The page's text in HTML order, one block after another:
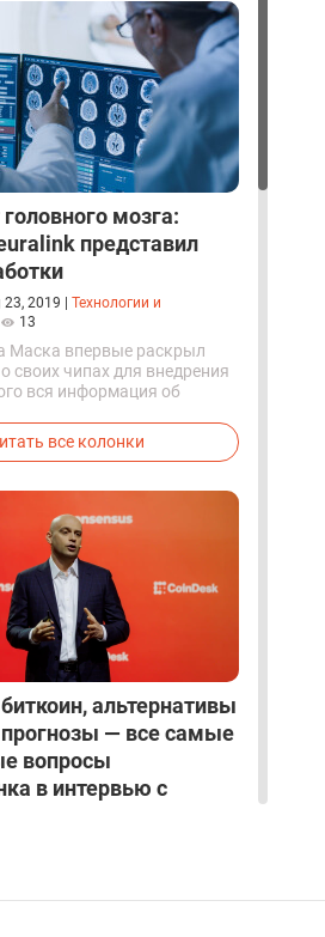
мозга:
представил
23, 2019
Технологии и
13
Маска впервые раскрыл
своих чипах для внедрения
вся информация об
все колонки
альтернативы
прогнозы — все самые
вопросы
в интервью с